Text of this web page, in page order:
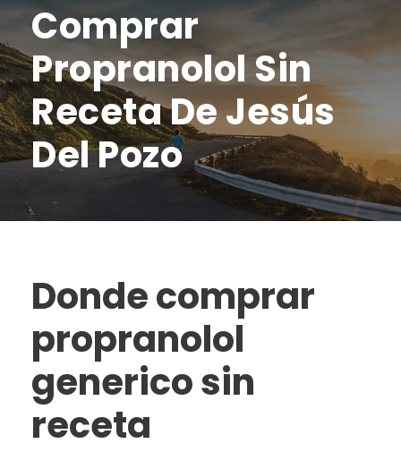
Comprar
Propranolol Sin
Receta De Jesús
Del Pozo
Donde comprar
propranolol
generico sin
receta